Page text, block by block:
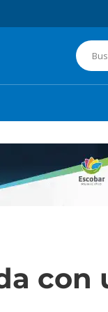
con